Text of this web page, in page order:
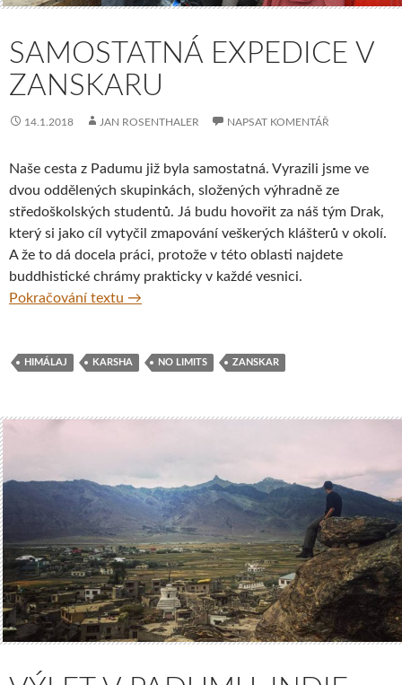
SAMOSTATNÁ EXPEDICE V
ZANSKARU
14.1.2018 JAN ROSENTHALER NAPSAT KOMENTÁŘ
Naše cesta z Padumu již byla samostatná. Vyrazili jsme ve
dvou oddělených skupinkách, složených výhradně ze
středoškolských studentů. Já budu hovořit za náš tým Drak,
který si jako cíl vytyčil zmapování veškerých klášterů v okolí.
A že to dá docela práci, protože v této oblasti najdete
buddhistické chrámy prakticky v každé vesnici.
Pokračování textu Samostatná expedice v Zanskaru
→
HIMÁLAJ KARSHA NO LIMITS ZANSKAR